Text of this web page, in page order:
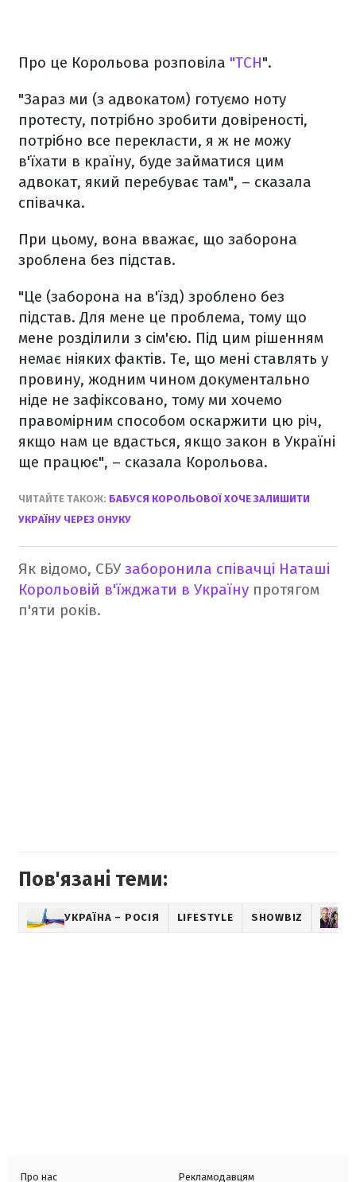
Про це Корольова розповіла "ТСН".
"Зараз ми (з адвокатом) готуємо ноту
протесту, потрібно зробити довіреності,
потрібно все перекласти, я ж не можу
в'їхати в країну, буде займатися цим
адвокат, який перебуває там", – сказала
співачка.
При цьому, вона вважає, що заборона
зроблена без підстав.
"Це (заборона на в'їзд) зроблено без
підстав. Для мене це проблема, тому що
мене розділили з сім'єю. Під цим рішенням
немає ніяких фактів. Те, що мені ставлять у
провину, жодним чином документально
ніде не зафіксовано, тому ми хочемо
правомірним способом оскаржити цю річ,
якщо нам це вдасться, якщо закон в Україні
ще працює", – сказала Корольова.
ЧИТАЙТЕ ТАКОЖ: БАБУСЯ КОРОЛЬОВОЇ ХОЧЕ ЗАЛИШИТИ
УКРАЇНУ ЧЕРЕЗ ОНУКУ
Як відомо, СБУзаборонила співачці Наташі
Корольовій в'їжджати в Україну протягом
п'яти років.
Пов'язані теми:
УКРАЇНА – РОСІЯ LIFESTYLE SHOWBIZ
Про нас
Рекламодавцям